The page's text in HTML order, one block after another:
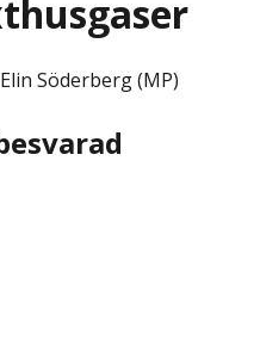
Söderberg (MP)